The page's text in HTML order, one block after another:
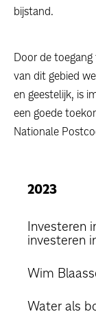
bijstand.
Door de
van dit gebied
en geestelijk, is
een goede
Nationale
2023
Investeren
investeren
Wim
Water als